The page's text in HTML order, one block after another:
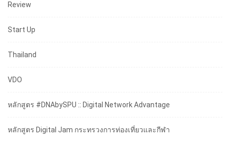
Review
Start Up
Thailand
VDO
หลักสูตร #DNAbySPU :: Digital Network Advantage
หลักสูตร Digital Jam กระทรวงการท่องเที่ยวและกีฬา